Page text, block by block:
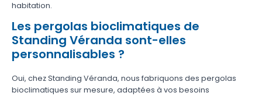
habitation.
Les pergolas bioclimatiques de
Standing Véranda sont-elles
personnalisables ?
Oui, chez Standing Véranda, nous fabriquons des pergolas
bioclimatiques sur mesure, adaptées à vos besoins